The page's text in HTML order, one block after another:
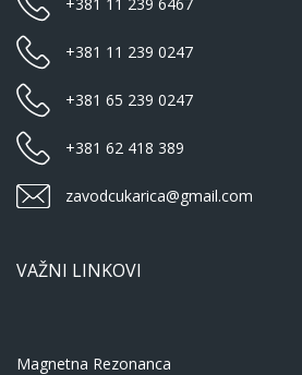
+381 11 239 0247
+381 65 239 0247
+381 62 418 389
zavodcukarica@gmail.com
VAŽNI LINKOVI
Magnetna Rezonanca